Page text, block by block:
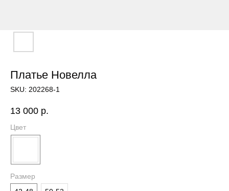
Платье Новелла
SKU: 202268-1
13 000 р.
Цвет
Размер